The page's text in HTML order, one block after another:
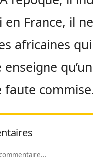
en France, il
africaines qui
enseigne
faute commise.